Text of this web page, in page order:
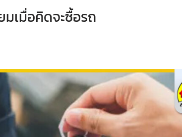
มเมื่อคิดจะซื้อรถ